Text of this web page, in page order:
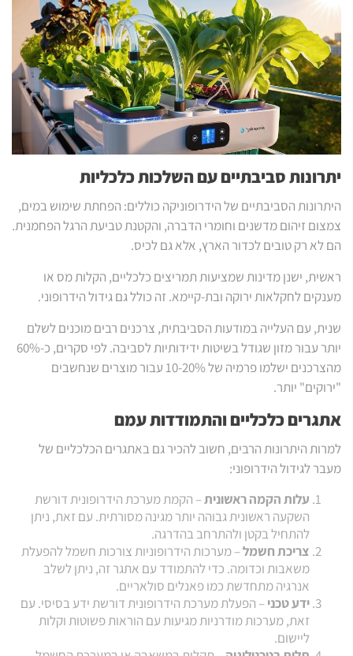
יתרונות סביבתיים עם השלכות כלכליות
היתרונות הסביבתיים של הידרופוניקה כוללים: הפחתת שימוש במים,
צמצום זיהום מדשנים וחומרי הדברה, והקטנת טביעת הרגל הפחמנית.
הם לא רק טובים לכדור הארץ, אלא גם לכיס.
ראשית, ישנן מדינות שמציעות תמריצים כלכליים, הקלות מס או
מענקים לחקלאות ירוקה ובת-קיימא. זה כולל גם גידול הידרופוני.
שנית, עם העלייה במודעות הסביבתית, צרכנים רבים מוכנים לשלם
יותר עבור מזון שגודל בשיטות ידידותיות לסביבה. לפי סקרים, כ-60%
מהצרכנים ישלמו פרמיה של 10-20% עבור מוצרים שנחשבים
"ירוקים" יותר.
אתגרים כלכליים והתמודדות עמם
למרות היתרונות הרבים, חשוב להכיר גם באתגרים הכלכליים של
מעבר לגידול הידרופוני:
עלות הקמה ראשונית– הקמת מערכת הידרופונית דורשת
השקעה ראשונית גבוהה יותר מגינה מסורתית. עם זאת, ניתן
להתחיל בקטן ולהתרחב בהדרגה.
צריכת חשמל– מערכות הידרופוניות צורכות חשמל להפעלת
משאבות וכדומה. כדי להתמודד עם אתגר זה, ניתן לשלב
אנרגיה מתחדשת כמו פאנלים סולאריים.
ידע טכני– הפעלת מערכת הידרופונית דורשת ידע בסיסי. עם
זאת, מערכות מודרניות מגיעות עם הוראות פשוטות וקלות
ליישום.